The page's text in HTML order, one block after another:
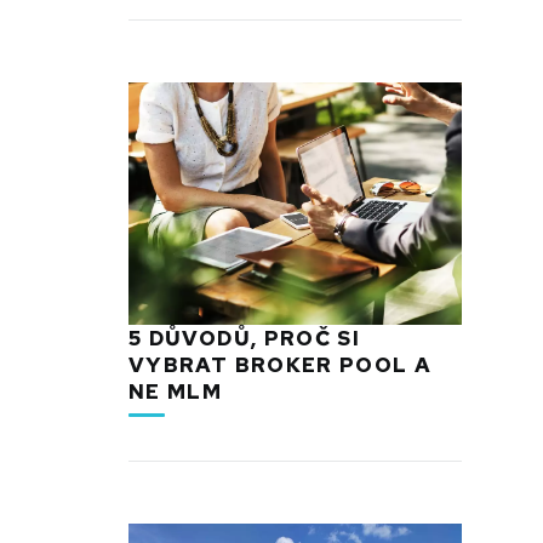
5 DŮVODŮ, PROČ SI
VYBRAT BROKER POOL A
NE MLM